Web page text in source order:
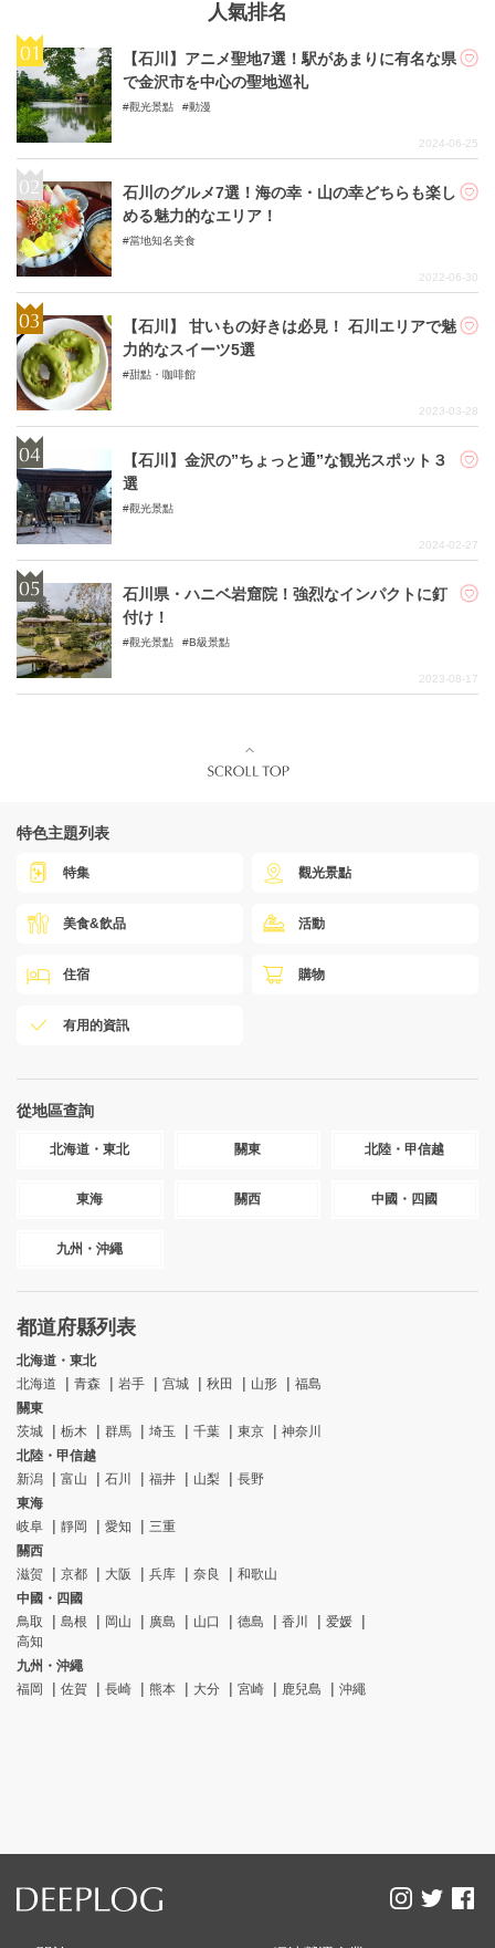
人氣排名
【石川】アニメ聖地7選！駅があまりに有名な県
で金沢市を中心の聖地巡礼
觀光景點 動漫
2024-06-25
石川のグルメ7選！海の幸・山の幸どちらも楽し
める魅力的なエリア！
當地知名美食
2022-06-30
【石川】 甘いもの好きは必見！ 石川エリアで魅
力的なスイーツ5選
甜點・咖啡館
2023-03-28
【石川】金沢の”ちょっと通”な観光スポット３
選
觀光景點
2024-02-27
石川県・ハニベ岩窟院！強烈なインパクトに釘
付け！
觀光景點 B級景點
2023-08-17
特色主題列表
特集 觀光景點
美食&飲品 活動
住宿 購物
有用的資訊
從地區查詢
北海道・東北 關東 北陸・甲信越
東海 關西 中國・四國
九州・沖繩
都道府縣列表
北海道・東北
北海道
青森 岩手 宫城 秋田 山形
福島
關東
茨城
栃木 群馬 埼玉 千葉 東京
神奈川
北陸・甲信越
新潟
富山 石川 福井 山梨
長野
東海
岐阜
靜岡 愛知
三重
關西
滋贺
京都 大阪 兵库 奈良
和歌山
中國・四國
鳥取
島根 岡山 廣島 山口 德島 香川
爱媛
高知
九州・沖繩
福岡
佐賀 長崎 熊本 大分 宮崎 鹿兒島 沖繩